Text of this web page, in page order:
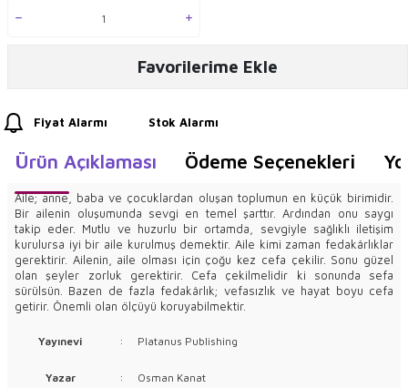
Favorilerime Ekle
Fiyat Alarmı Stok Alarmı
Ürün Açıklaması Ödeme Seçenekleri
Aile; anne, baba ve çocuklardan oluşan toplumun en küçük birimidir.
Bir ailenin oluşumunda sevgi en temel şarttır. Ardından onu saygı
takip eder. Mutlu ve huzurlu bir ortamda, sevgiyle sağlıklı iletişim
kurulursa iyi bir aile kurulmuş demektir. Aile kimi zaman fedakârlıklar
gerektirir. Ailenin, aile olması için çoğu kez cefa çekilir. Sonu güzel
olan şeyler zorluk gerektirir. Cefa çekilmelidir ki sonunda sefa
sürülsün. Bazen de fazla fedakârlık; vefasızlık ve hayat boyu cefa
getirir. Önemli olan ölçüyü koruyabilmektir.
Yayınevi : Platanus Publishing
Yazar : Osman Kanat